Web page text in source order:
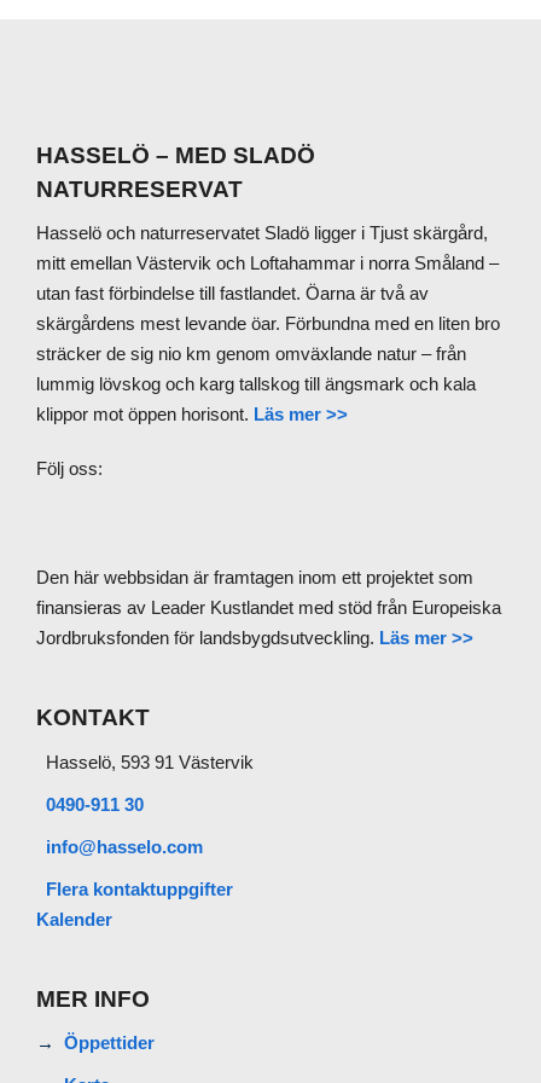
Footer
HASSELÖ – MED SLADÖ
NATURRESERVAT
Hasselö och naturreservatet Sladö ligger i Tjust skärgård,
mitt emellan Västervik och Loftahammar i norra Småland –
utan fast förbindelse till fastlandet. Öarna är två av
skärgårdens mest levande öar. Förbundna med en liten bro
sträcker de sig nio km genom omväxlande natur – från
lummig lövskog och karg tallskog till ängsmark och kala
klippor mot öppen horisont. Läs mer >>
Följ oss:
Den här webbsidan är framtagen inom ett projektet som
finansieras av Leader Kustlandet med stöd från Europeiska
Jordbruksfonden för landsbygdsutveckling. Läs mer >>
KONTAKT
Hasselö, 593 91 Västervik
0490-911 30
info@hasselo.com
Flera kontaktuppgifter
Kalender
MER INFO
Öppettider